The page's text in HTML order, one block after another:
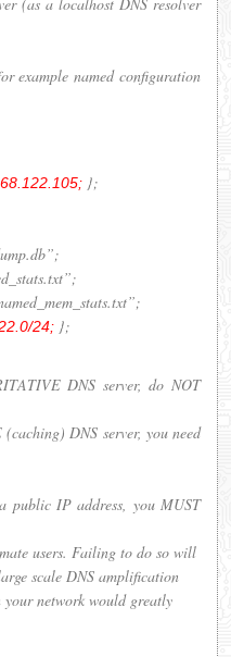
example named configuration
};
24; };
DNS server, do NOT
DNS server, you need
public IP address, you MUST
users. Failing to do so will
scale DNS amplification
network would greatly